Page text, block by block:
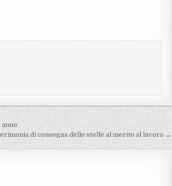
anno
di consegna delle stelle al merito al lavoro →